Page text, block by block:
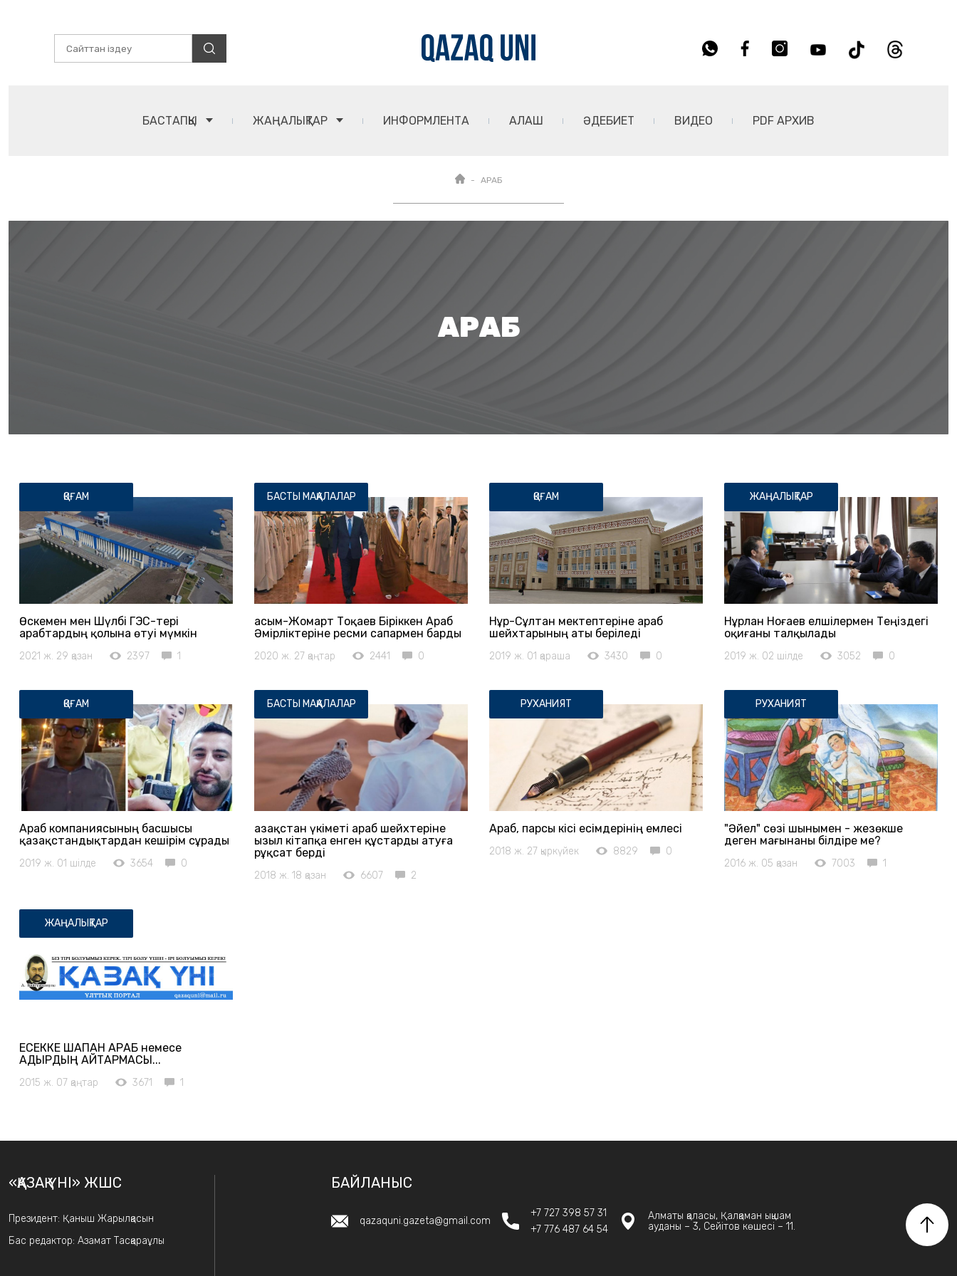
БАСТАПҚЫ ЖАҢАЛЫҚТАР ИНФОРМЛЕНТА АЛАШ ӘДЕБИЕТ ВИДЕО PDF АРХИВ
АРАБ
АРАБ
ҚОҒАМ
Өскемен мен Шүлбі ГЭС-тері
арабтардың қолына өтуі мүмкін
2021 ж. 29 қазан 2397 1
БАСТЫ МАҚАЛАЛАР
Қасым-Жомарт Тоқаев Біріккен Араб
Әмірліктеріне ресми сапармен барды
2020 ж. 27 қаңтар 2441 0
ҚОҒАМ
Нұр-Сұлтан мектептеріне араб
шейхтарының аты беріледі
2019 ж. 01 қараша 3430 0
ЖАҢАЛЫҚТАР
Нұрлан Ноғаев елшілермен Теңіздегі
оқиғаны талқылады
2019 ж. 02 шілде 3052 0
ҚОҒАМ
Араб компаниясының басшысы
қазақстандықтардан кешірім сұрады
2019 ж. 01 шілде 3654 0
БАСТЫ МАҚАЛАЛАР
Қазақстан үкіметі араб шейхтеріне
Қызыл кітапқа енген құстарды атуға
рұқсат берді
2018 ж. 18 қазан 6607 2
РУХАНИЯТ
Араб, парсы кісі есімдерінің емлесі
2018 ж. 27 қыркүйек 8829 0
РУХАНИЯТ
"Әйел" сөзі шынымен - жезөкше
деген мағынаны білдіре ме?
2016 ж. 05 қазан 7003 1
ЖАҢАЛЫҚТАР
ЕСЕККЕ ШАПҚАН АРАБ немесе
ҚАДЫРДЫҢ ҚАЙТАРМАСЫ...
2015 ж. 07 қаңтар 3671 1
«ҚАЗАҚ ҮНІ» ЖШС
Президент: Қаныш Жарылқасын
Бас редактор: Азамат Тасқараұлы
БАЙЛАНЫС
qazaquni.gazeta@gmail.com
+7 727 398 57 31
+7 776 487 64 54
Алматы қаласы, Қалқаман ықшам
ауданы – 3, Сейітов көшесі – 11.